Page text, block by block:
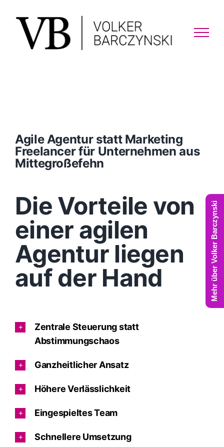
content
Agile Agentur statt Marketing
Freelancer für Unternehmen aus
Mittegroßefehn
Die Vorteile von
einer agilen
Agentur liegen
auf der Hand
Zentrale Steuerung statt
Abstimmungschaos
Ganzheitlicher Ansatz
Höhere Verlässlichkeit
Eingespieltes Team
Schnellere Umsetzung
Mehr über Volker Barczynski